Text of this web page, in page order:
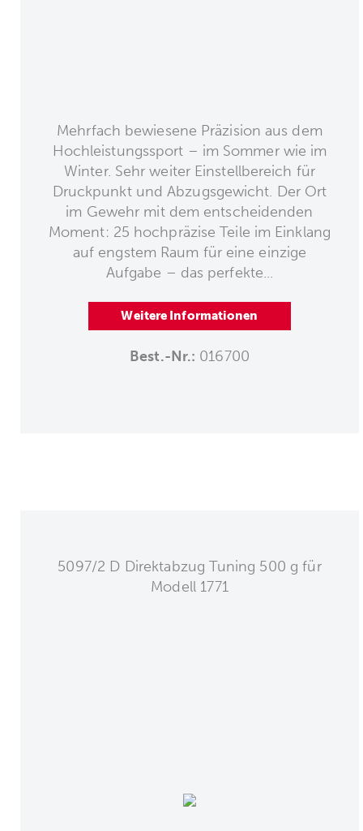
Mehrfach bewiesene Präzision aus dem
Hochleistungssport – im Sommer wie im
Winter. Sehr weiter Einstellbereich für
Druckpunkt und Abzugsgewicht. Der Ort
im Gewehr mit dem entscheidenden
Moment: 25 hochpräzise Teile im Einklang
auf engstem Raum für eine einzige
Aufgabe – das perfekte...
Weitere Informationen
Best.-Nr.: 016700
5097/2 D Direktabzug Tuning 500 g für
Modell 1771